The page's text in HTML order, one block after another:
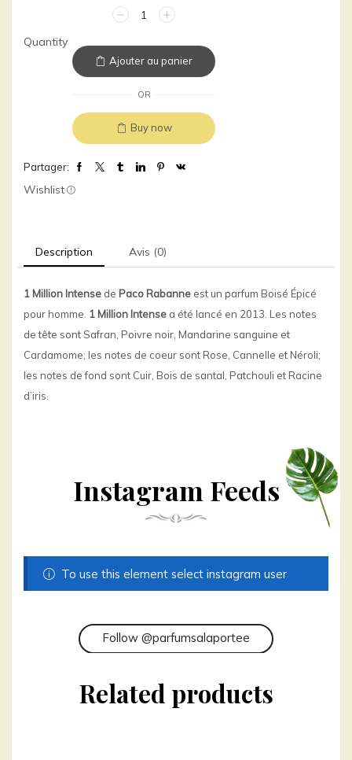
Quantity
quantité
de
Paco
Rabanne
ONE
MILLION
EAU
DE
VAPORISATEUR
Ajouter au panier
OR
Buy now
Partager:
Wishlist
Description Avis (0)
1 Million Intense de Paco Rabanne est un parfum Boisé Épicé
pour homme. 1 Million Intense a été lancé en 2013. Les notes
de tête sont Safran, Poivre noir, Mandarine sanguine et
Cardamome; les notes de coeur sont Rose, Cannelle et Néroli;
les notes de fond sont Cuir, Bois de santal, Patchouli et Racine
d’iris.
Instagram Feeds
To use this element select instagram user
Follow @parfumsalaportee
Related products